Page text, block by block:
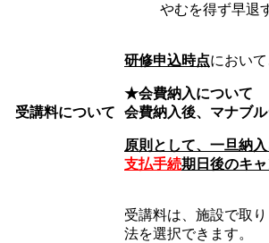
やむを得ず早退
受講料について
研修申込時点におい
★会費納入について
会費納入後、マナブ
原則として、一旦納
支払手続期日後のキ
受講料は、施設で取
法を選択できます。